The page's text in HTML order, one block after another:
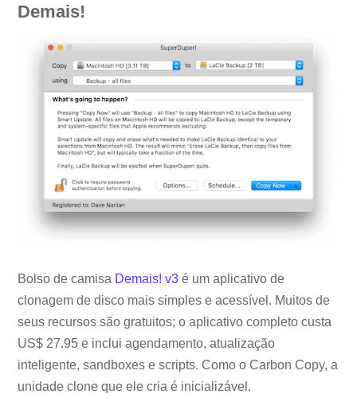
Demais!
Bolso de camisa Demais! v3 é um aplicativo de
clonagem de disco mais simples e acessível. Muitos de
seus recursos são gratuitos; o aplicativo completo custa
US$ 27.95 e inclui agendamento, atualização
inteligente, sandboxes e scripts. Como o Carbon Copy, a
unidade clone que ele cria é inicializável.